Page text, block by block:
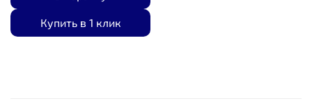
Купить в 1 клик